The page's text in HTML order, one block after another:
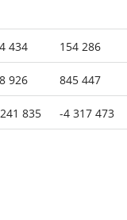
434 154 286
926 845 447
835 -4 317 473